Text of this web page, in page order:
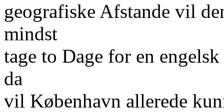
geografiske Afstande vil
mindst
tage to Dage for en
da
vil København allerede